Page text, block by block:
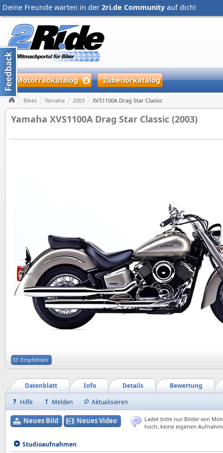
Deine Freunde warten in der 2ri.de Community auf dich!
Motorradkatalog Zubehörkatalog
Bikes Yamaha 2003 XVS1100A Drag Star Classic
Yamaha XVS1100A Drag Star Classic (2003)
Empfehlen
Bewertung
Details
Info
Datenblatt
Hilfe
Melden Aktualisieren
Neues Bild Neues Video
Ladet bitte nur Bilder von
hoch, keine eigenen
Studioaufnahmen